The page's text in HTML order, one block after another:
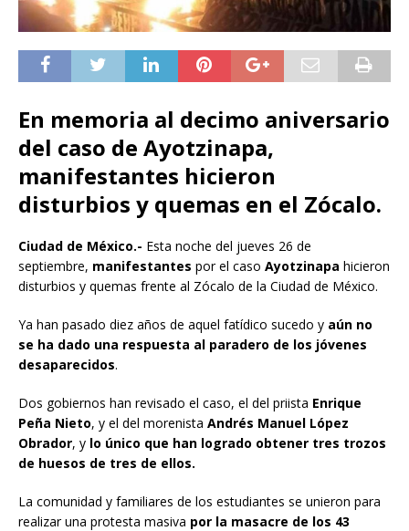
En memoria al decimo aniversario
del caso de Ayotzinapa,
manifestantes hicieron
disturbios y quemas en el Zócalo.
Ciudad de México.- Esta noche del jueves 26 de
septiembre, manifestantes por el caso Ayotzinapa hicieron
disturbios y quemas frente al Zócalo de la Ciudad de México.
Ya han pasado diez años de aquel fatídico sucedo y aún no
se ha dado una respuesta al paradero de los jóvenes
desaparecidos.
Dos gobiernos han revisado el caso, el del priista Enrique
Peña Nieto, y el del morenista Andrés Manuel López
Obrador, y lo único que han logrado obtener tres trozos
de huesos de tres de ellos.
La comunidad y familiares de los estudiantes se unieron para
realizar una protesta masiva por la masacre de los 43